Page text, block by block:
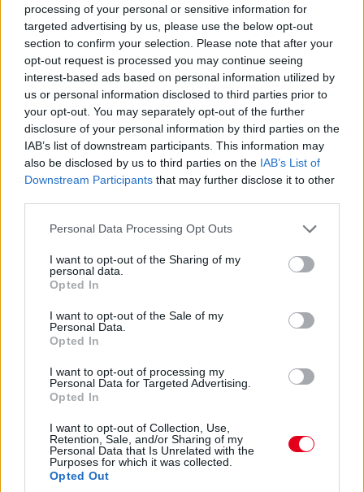
processing of your personal or sensitive information for
targeted advertising by us, please use the below opt-out
section to confirm your selection. Please note that after your
opt-out request is processed you may continue seeing
interest-based ads based on personal information utilized by
us or personal information disclosed to third parties prior to
your opt-out. You may separately opt-out of the further
disclosure of your personal information by third parties on the
IAB’s list of downstream participants. This information may
also be disclosed by us to third parties on the IAB’s List of
Downstream Participants that may further disclose it to other
Please note that this website/app uses one or more Google
not limited to your visit or usage behaviour. You may click to
grant or deny consent to Google and its third-party tags to
use your data for below specified purposes in below Google
consent section.
Personal Data Processing Opt Outs
I want to opt-out of the Sharing of my
personal data.
Opted In
I want to opt-out of the Sale of my
Personal Data.
Opted In
I want to opt-out of processing my
Personal Data for Targeted Advertising.
Opted In
I want to opt-out of Collection, Use,
Retention, Sale, and/or Sharing of my
Personal Data that Is Unrelated with the
Purposes for which it was collected.
Opted Out
15:33
Verstappen megérkezik Perez nyakára!
15:33
Alonso! Megelőzi Russellt, aki még nem cserélt, de előtte
megcsípte a kavicságyat, és majdnem eldobta az autót...
15:32
kerékcserét, ugyanis annyira nagynak nem tűnik.
Perez gond nélkül visszaáll az élre, Verstappen gond nélkül
Leclerc előtt marad. Hamilton pedig megfutha a leggyorsabb
kört. Nem tudjuk, hogy gond nélkül-e.
tőle, megpróbál-e elmenni a lágyakon addig... Nem próbál, jön
a bokszba.